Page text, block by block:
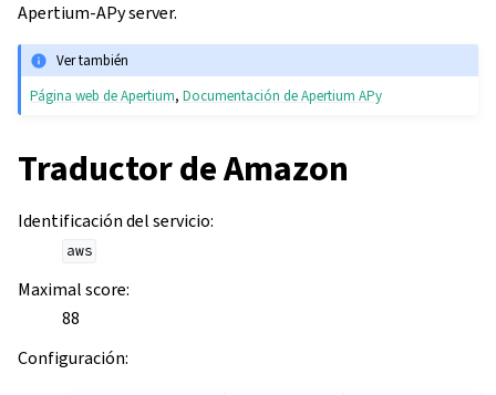
Apertium-APy server.
Ver también
Página web de Apertium,Documentación de Apertium APy
Traductor de Amazon
Identificación del servicio:
aws
Maximal score:
88
Configuración: